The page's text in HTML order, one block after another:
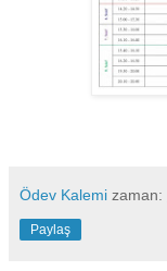
Ödev Kalemi zaman:
Paylaş